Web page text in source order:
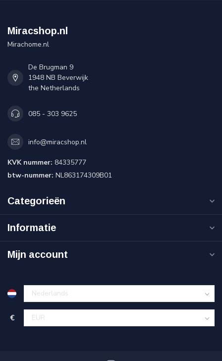
Miracshop.nl
Mirachome.nl
De Brugman 9
1948 NB Beverwijk
the Netherlands
085 - 303 9625
info@miracshop.nl
KVK nummer: 84335777
btw-nummer: NL863174309B01
Categorieën
Informatie
Mijn account
€